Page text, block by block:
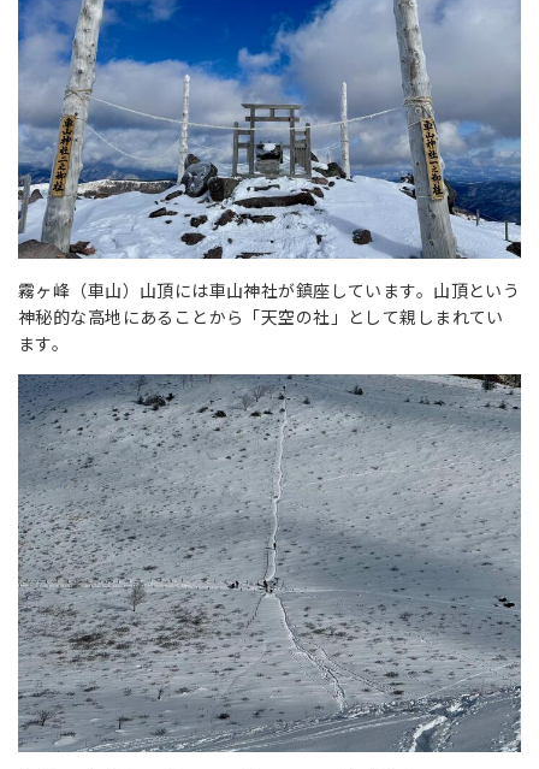
霧ヶ峰（車山）山頂には車山神社が鎮座しています。山頂という
神秘的な高地にあることから「天空の社」として親しまれてい
ます。